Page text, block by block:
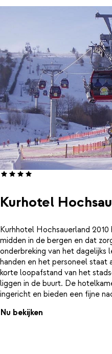
even een duik in het
tot rust in de sauna en het
gesloten is i.v.m. nieuwbouw t/
Kurhotel
Kurhhotel Hochsauerland
midden in de bergen en dat
onderbreking van het dagelijks
handen en het personeel
korte loopafstand van het
liggen in de buurt. De
ingericht en bieden een fijne
binnenzwembad is ideaal om
Nu bekijken